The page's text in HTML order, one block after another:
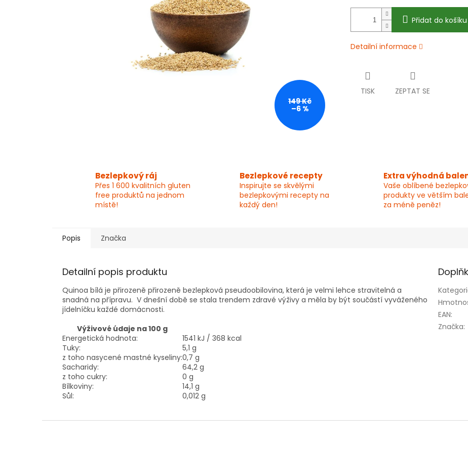
149 Kč
–6 %
Přidat do košíku
Detailní informace
TISK ZEPTAT SE
Bezlepkový ráj
Přes 1 600 kvalitních gluten
free produktů na jednom
místě!
Bezlepkové recepty
Inspirujte se skvělými
bezlepkovými recepty na
každý den!
Extra výhodná
Vaše oblíbené
produkty ve větším
za méně peněz!
Popis Značka
Detailní popis produktu
Quinoa bílá je přirozeně přirozeně bezlepková pseudoobilovina, která je velmi lehce stravitelná a
snadná na přípravu. V dnešní době se stala trendem zdravé výživy a měla by být součástí vyváženého
jídelníčku každé domácnosti.
Výživové údaje na 100 g
Energetická hodnota:
1541 kJ / 368 kcal
Tuky:
5,1 g
z toho nasycené mastné kyseliny:0,7 g
Sacharidy:
64,2 g
z toho cukry:
0 g
Bílkoviny:
14,1 g
Sůl:
0,012 g
EAN:
Značka: